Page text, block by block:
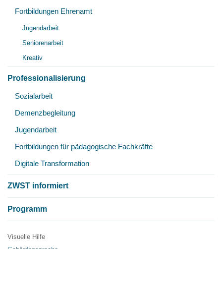
Fortbildungen Ehrenamt
Jugendarbeit
Seniorenarbeit
Kreativ
Professionalisierung
Sozialarbeit
Demenzbegleitung
Jugendarbeit
Fortbildungen für pädagogische Fachkräfte
Digitale Transformation
ZWST informiert
Programm
Metanavigation
Visuelle Hilfe
Gebärdensprache